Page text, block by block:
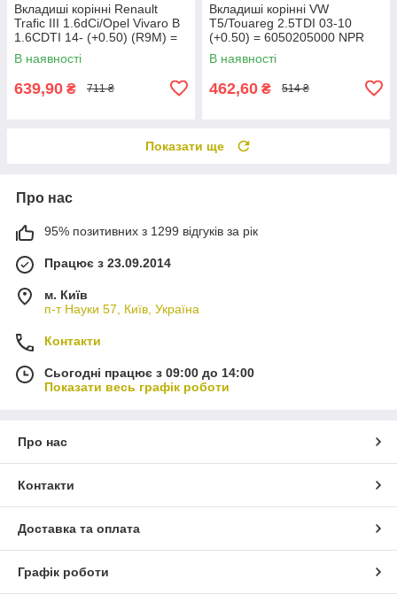
Вкладиші корінні Renault
Trafic III 1.6dCi/Opel Vivaro B
1.6CDTI 14- (+0.50) (R9M) =
6038 180 038 0015 21 UA61
В наявності
639,90 ₴ 711 ₴
Вкладиші корінні VW
T5/Touareg 2.5TDI 03-10
(+0.50) = 6050205000 NPR
180 050 0021 21 UA61
В наявності
462,60 ₴ 514 ₴
Показати ще
Про нас
95% позитивних з 1299 відгуків за рік
Працює з 23.09.2014
м. Київ
п-т Науки 57, Київ, Україна
Контакти
Сьогодні працює з 09:00 до 14:00
Показати весь графік роботи
Про нас
Контакти
Доставка та оплата
Графік роботи